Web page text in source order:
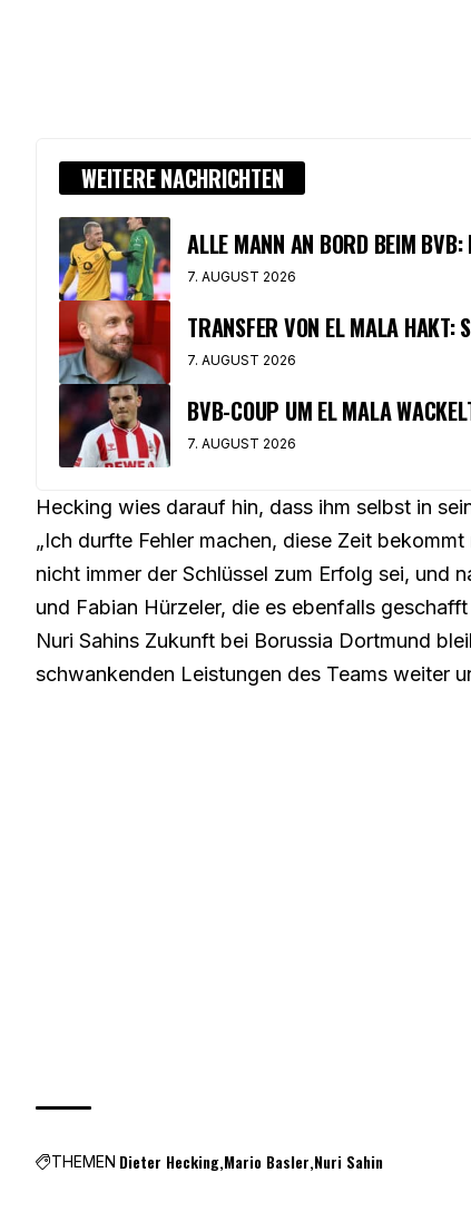
WEITERE NACHRICHTEN
ALLE MANN AN BORD BEIM BVB:
7. AUGUST 2026
TRANSFER VON EL MALA HAKT:
7. AUGUST 2026
BVB-COUP UM EL MALA
7. AUGUST 2026
Hecking wies darauf hin, dass ihm selbst in
„Ich durfte Fehler machen, diese Zeit
nicht immer der Schlüssel zum Erfolg sei, und
und Fabian Hürzeler, die es ebenfalls
Nuri Sahins Zukunft bei Borussia Dortmund
schwankenden Leistungen des Teams weiter
THEMEN Dieter Hecking Mario Basler Nuri Sahin